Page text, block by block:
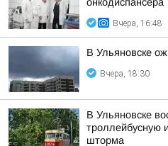
Вчера, 16:48
В Ульяновске
Вчера, 18:30
В Ульяновске
троллейбусную
шторма